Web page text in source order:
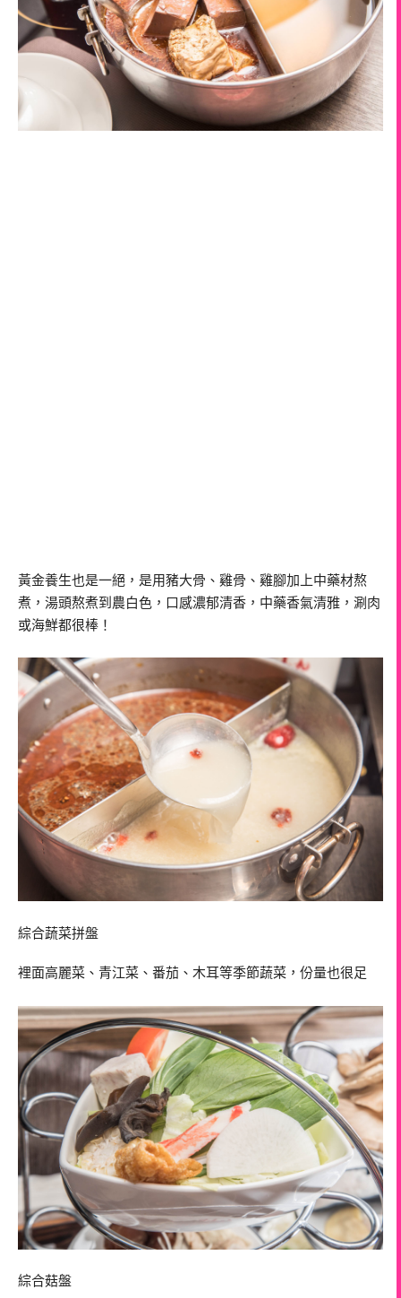
黃金養生也是一絕，是用豬大骨、雞骨、雞腳加上中藥材熬
煮，湯頭熬煮到農白色，口感濃郁清香，中藥香氣清雅，涮肉
或海鮮都很棒！
綜合蔬菜拼盤
裡面高麗菜、青江菜、番茄、木耳等季節蔬菜，份量也很足
綜合菇盤